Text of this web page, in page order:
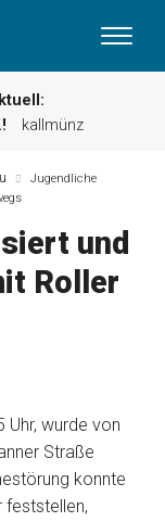
kallmünz
nun
aktuelles
Ihrer
Jugendliche
und
Roller
Uhr, wurde von
Straße
konnte
feststellen,